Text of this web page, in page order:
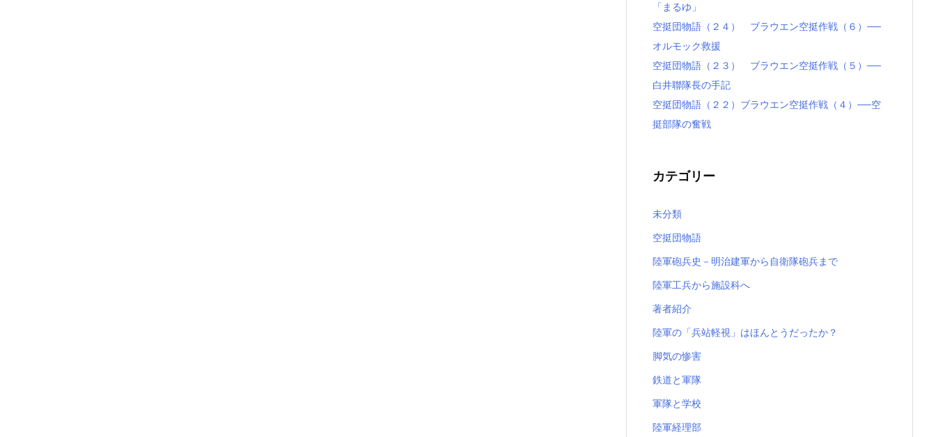
「まるゆ」
空挺団物語（２４） ブラウエン空挺作戦（６）──
オルモック救援
空挺団物語（２３） ブラウエン空挺作戦（５）──
白井聯隊長の手記
空挺団物語（２２）ブラウエン空挺作戦（４）──空
挺部隊の奮戦
カテゴリー
未分類
空挺団物語
陸軍砲兵史－明治建軍から自衛隊砲兵まで
陸軍工兵から施設科へ
著者紹介
陸軍の「兵站軽視」はほんとうだったか？
脚気の惨害
鉄道と軍隊
軍隊と学校
陸軍経理部